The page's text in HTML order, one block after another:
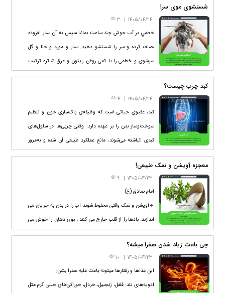
کرده است.
شستشوی موی سر!
1405/04/24
|
خطمي در آب جوش چند ساعت بماند سپس به آن سدر افزوده
،صاف كرده و سر را شستشو دهيد. سدر و مورد و حنا و گِل
سرشوی و خطمی را با كمی روغن زيتون و عرق شاتره تركيب
كرده سپس يكي دو قاشق سركه به آن افزوده و سر را با آن
مناسب است.
کبد چرب چیست؟
1405/04/24
|
کبد، عضوی حیاتی است که وظیفه‌ی پاک‌سازی خون و تنظیم
سوخت‌وساز بدن را بر عهده دارد. وقتی چربی‌ها در سلول‌های
کبدی انباشته می‌شوند، مانع عملکرد طبیعی آن شده و به‌مرور
باعث اختلال می‌شوند؛ به این حالت می‌گوییم کبد چرب.
معجزه آویشن و نمک طبیعی!
1405/04/23
|
امام صادق (ع):
🔸آویشن و نمک وقتی مخلوط شوند آب را در بدن به جریان می
اندازند، بادها را از قلب خارج می کنند ، بوی دهان را خوش می
کنند ، #بلغم را می سوزانند، به آلت سفتی می بخشند ، به معده
نرمی می بخشند ، انسداد را باز می کنند.چی باعث زیاد شدن صفرا میشه؟
1405/04/23
|
این غذاها و رفتارها میتونه باعث غلبه صفرا بشن:
ادویه‌های تند: فلفل، زنجبیل، خردل، خوراکی‌های خیلی گرم مثل